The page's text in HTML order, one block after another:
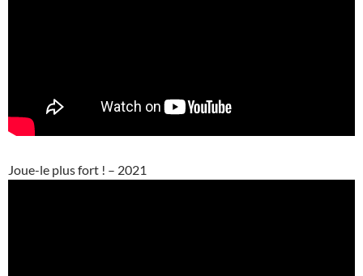
Joue-le plus fort ! – 2021